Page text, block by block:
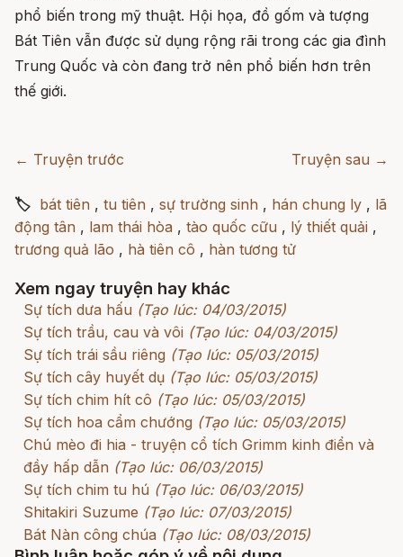
phổ biến trong mỹ thuật. Hội họa, đồ gốm và tượng
Bát Tiên vẫn được sử dụng rộng rãi trong các gia đình
Trung Quốc và còn đang trở nên phổ biến hơn trên
thế giới.
← Truyện trước Truyện sau →
🏷 bát tiên , tu tiên , sự trường sinh , hán chung ly , lã
động tân , lam thái hòa , tào quốc cữu , lý thiết quải ,
trương quả lão , hà tiên cô , hàn tương tử
Xem ngay truyện hay khác
Sự tích dưa hấu (Tạo lúc: 04/03/2015)
Sự tích trầu, cau và vôi (Tạo lúc: 04/03/2015)
Sự tích trái sầu riêng (Tạo lúc: 05/03/2015)
Sự tích cây huyết dụ (Tạo lúc: 05/03/2015)
Sự tích chim hít cô (Tạo lúc: 05/03/2015)
Sự tích hoa cẩm chướng (Tạo lúc: 05/03/2015)
Chú mèo đi hia - truyện cổ tích Grimm kinh điển và
đầy hấp dẫn (Tạo lúc: 06/03/2015)
Sự tích chim tu hú (Tạo lúc: 06/03/2015)
Shitakiri Suzume (Tạo lúc: 07/03/2015)
Bát Nàn công chúa (Tạo lúc: 08/03/2015)